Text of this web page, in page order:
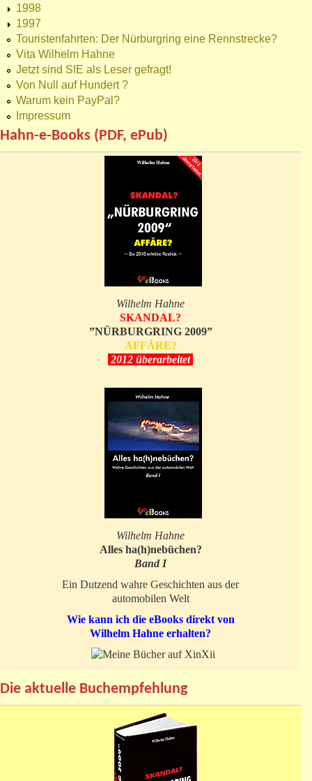
1998
1997
Touristenfahrten: Der Nürburgring eine Rennstrecke?
Vita Wilhelm Hahne
Jetzt sind SIE als Leser gefragt!
Von Null auf Hundert ?
Warum kein PayPal?
Impressum
Hahn-e-Books (PDF, ePub)
Wilhelm Hahne
SKANDAL?
”NÜRBURGRING 2009”
AFFÄRE?
2012 überarbeitet
Wilhelm Hahne
Alles ha(h)nebüchen?
Band I
Ein Dutzend wahre Geschichten aus der
automobilen Welt
Wie kann ich die eBooks direkt von
Wilhelm Hahne erhalten?
Die aktuelle Buchempfehlung